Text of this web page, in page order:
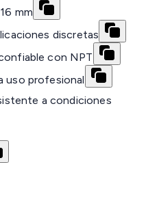
mm
discretas
con NPT
uso profesional
a condiciones